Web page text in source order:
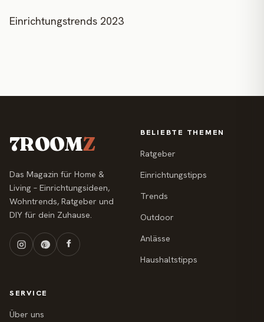
Einrichtungstrends 2023
7ROOMZ
Das Magazin für Home &
Living – Einrichtungsideen,
Wohntrends, Ratgeber und
DIY für dein Zuhause.
BELIEBTE THEMEN
Ratgeber
Einrichtungstipps
Trends
Outdoor
Anlässe
Haushaltstipps
SERVICE
Über uns